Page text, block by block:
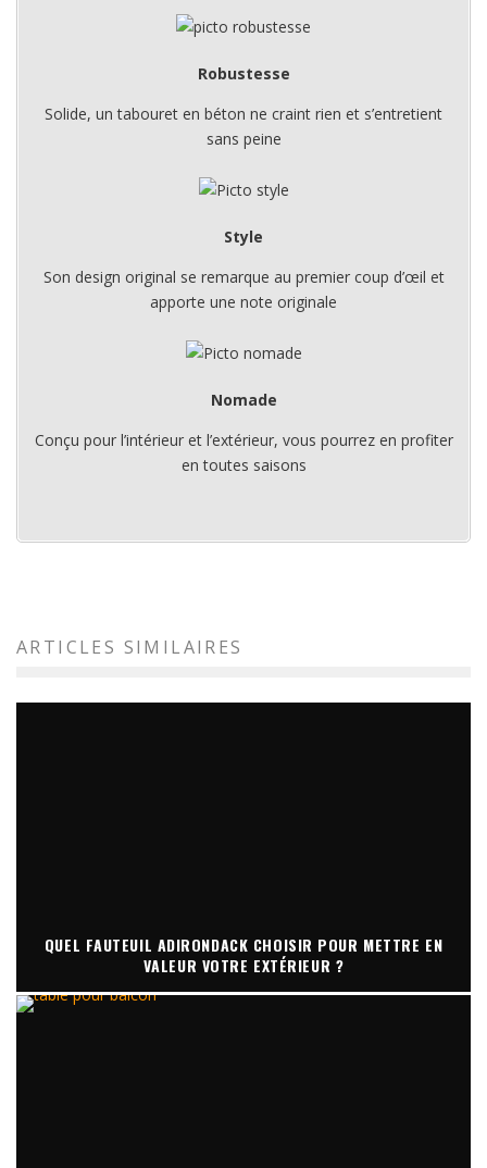
Robustesse
Solide, un tabouret en béton ne craint rien et s’entretient
sans peine
Style
Son design original se remarque au premier coup d’œil et
apporte une note originale
Nomade
Conçu pour l’intérieur et l’extérieur, vous pourrez en profiter
en toutes saisons
ARTICLES SIMILAIRES
QUEL FAUTEUIL ADIRONDACK CHOISIR POUR METTRE EN
VALEUR VOTRE EXTÉRIEUR ?